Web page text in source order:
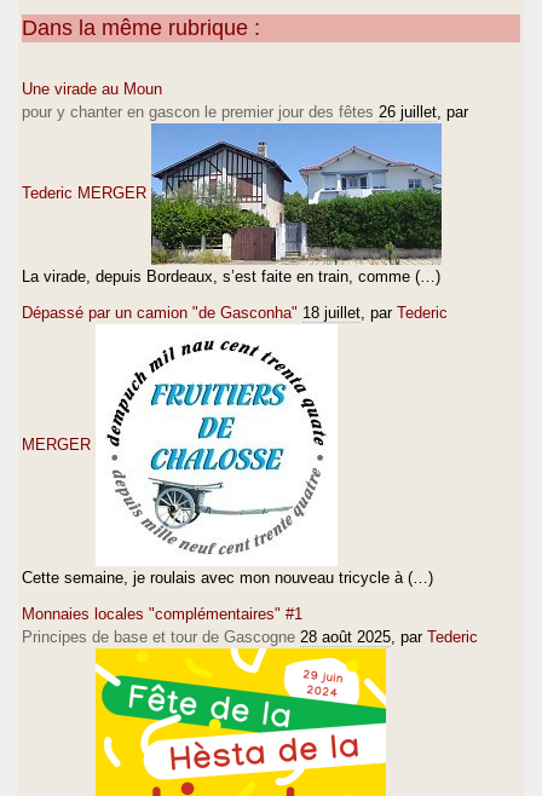
Dans la même rubrique :
Une virade au Moun
pour y chanter en gascon le premier jour des fêtes 26 juillet , par
Tederic MERGER
La virade, depuis Bordeaux, s’est faite en train, comme (…)
Dépassé par un camion "de Gasconha" 18 juillet , par Tederic
MERGER
Cette semaine, je roulais avec mon nouveau tricycle à (…)
Monnaies locales "complémentaires" #1
Principes de base et tour de Gascogne 28 août 2025 , par Tederic